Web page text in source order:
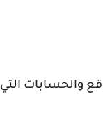
والحسابات التي